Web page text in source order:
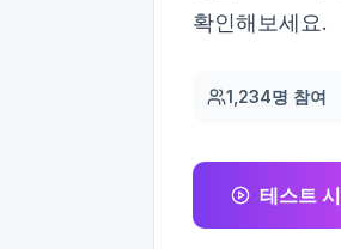
확인해보세요.
1,234명 참여
테스트